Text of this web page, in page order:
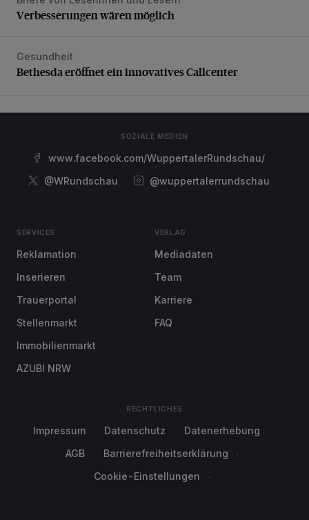
Verbesserungen wären möglich
Bethesda eröffnet ein innovatives Callcenter
Gesundheit
Bethesda eröffnet ein innovatives Callcenter
SOZIALE MEDIEN
www.facebook.com/WuppertalerRundschau/
@WRundschau
@wuppertalerrundschau
SERVICES
Reklamation
Inserieren
Trauerportal
Stellenmarkt
Immobilienmarkt
AZUBI NRW
VERLAG
Mediadaten
Team
Karriere
FAQ
RECHTLICHES
Impressum Datenschutz
Datenerhebung
AGB
Barrierefreiheitserklärung
Cookie-Einstellungen